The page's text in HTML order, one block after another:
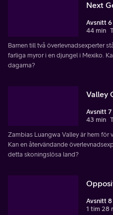
Next
Avsnitt 6
44 min
Barnen till två överlevnadsexperter
farliga myror i en djungel i Mexiko.
dagarna?
Valley
Avsnitt 7
43 min
Zambias Luangwa Valley är hem för
Kan en återvändande
detta skoningslösa land?
Avsnitt 8
1 tim 28